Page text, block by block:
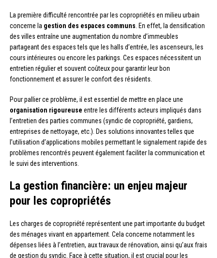
La première difficulté rencontrée par les copropriétés en milieu urbain
concerne la gestion des espaces communs . En effet, la densification
des villes entraîne une augmentation du nombre d’immeubles
partageant des espaces tels que les halls d’entrée, les ascenseurs, les
cours intérieures ou encore les parkings. Ces espaces nécessitent un
entretien régulier et souvent coûteux pour garantir leur bon
fonctionnement et assurer le confort des résidents.
Pour pallier ce problème, il est essentiel de mettre en place une
organisation rigoureuse entre les différents acteurs impliqués dans
l’entretien des parties communes (syndic de copropriété, gardiens,
entreprises de nettoyage, etc.). Des solutions innovantes telles que
l’utilisation d’applications mobiles permettant le signalement rapide des
problèmes rencontrés peuvent également faciliter la communication et
le suivi des interventions.
La gestion financière: un enjeu majeur
pour les copropriétés
Les charges de copropriété représentent une part importante du budget
des ménages vivant en appartement. Cela concerne notamment les
dépenses liées à l’entretien, aux travaux de rénovation, ainsi qu’aux frais
de gestion du syndic. Face à cette situation, il est crucial pour les